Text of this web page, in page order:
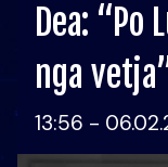
Dea:
nga
13:56 -